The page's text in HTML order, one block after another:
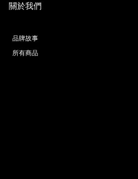
關於我們
品牌故事
所有商品